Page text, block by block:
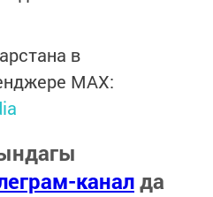
в
MАХ:
каналда